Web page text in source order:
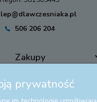
506 206 204
Zakupy
Pomoc
prywatność